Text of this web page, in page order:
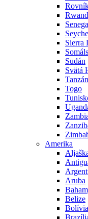
Sierra
Sudán
Svätá
Togo
Amerika
Aruba
Belize
Bolívia